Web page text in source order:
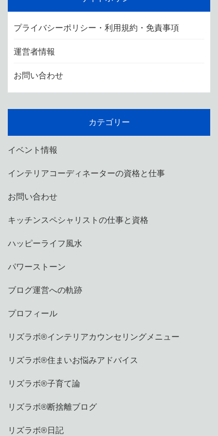
プライバシーポリシー・利用規約・免責事項
運営者情報
お問い合わせ
カテゴリー
イベント情報
インテリアコーディネーターの資格と仕事
お問い合わせ
キッチンスペシャリストの仕事と資格
ハッピーライフ風水
パワーストーン
ブログ運営への軌跡
プロフィール
リズラボ®️インテリアカウンセリングメニュー
リズラボ®️住まいお悩みアドバイス
リズラボ®️子育て論
リズラボ®️断捨離ブログ
リズラボ®️日記